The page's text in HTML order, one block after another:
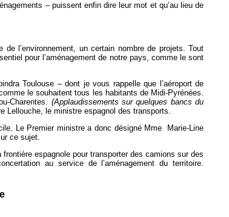
– puissent enfin dire leur mot et qu’au lieu de
l’environnement, un certain nombre de projets. Tout
pour l’aménagement de notre pays, comme le sont
Toulouse – dont je vous rappelle que l’aéroport de
le souhaitent tous les habitants de Midi-Pyrénées.
Charentes. (Applaudissements sur quelques bancs du
Lellouche, le ministre espagnol des transports.
Le Premier ministre a donc désigné Mme Marie-Line
ce sujet.
espagnole pour transporter des camions sur des
au service de l’aménagement du territoire.